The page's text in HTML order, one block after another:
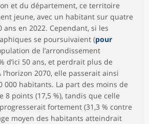
et du département, ce territoire
jeune, avec un habitant sur quatre
ans en 2022. Cependant, si les
se poursuivaient (pour
de l’arrondissement
d’ici 50 ans, et perdrait plus de
2070, elle passerait ainsi
000 habitants. La part des moins de
8 points (17,5 %), tandis que celle
fortement (31,3 % contre
moyen des habitants atteindrait